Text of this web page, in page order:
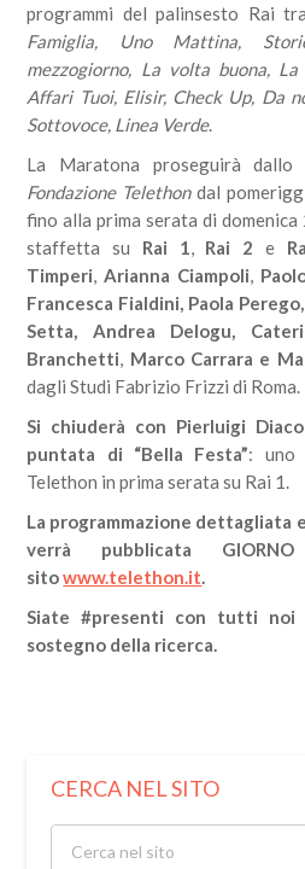
programmi del palinsesto Rai
Famiglia, Uno Mattina,
mezzogiorno, La volta buona,
Affari Tuoi, Elisir, Check Up, Da
Sottovoce, Linea Verde.
La Maratona proseguirà
Fondazione Telethondal
fino alla prima serata di domenica
staffetta su Rai 1, Rai 2 e
Timperi,Arianna Ciampoli,
Francesca Fialdini, Paola
Setta, Andrea Delogu,
Branchetti, Marco Carrara e
dagli Studi Fabrizio Frizzi di Roma.
Si chiuderà con Pierluigi
puntata di “Bella Festa”: uno
Telethon in prima serata su Rai 1.
La programmazione dettagliata
verrà pubblicata
sitowww.telethon.it.
Siate #presenti con tutti noi
sostegno della ricerca.
CERCA NEL SITO